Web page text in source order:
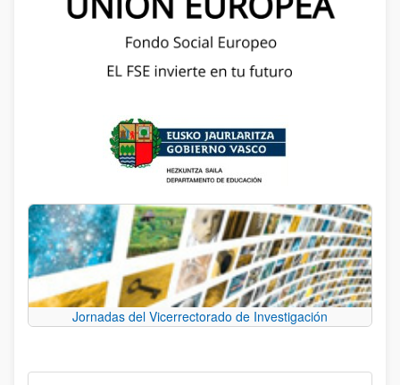
Jornadas del Vicerrectorado de Investigación